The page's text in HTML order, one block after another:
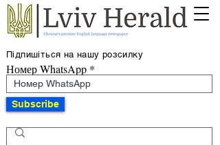
Підпишіться на нашу розсилку
Номер WhatsApp
Subscribe